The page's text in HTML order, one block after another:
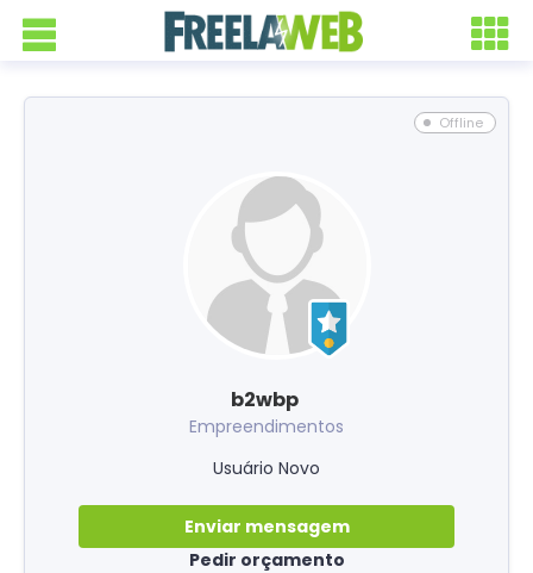
Offline
b2wbp
Empreendimentos
Usuário Novo
Enviar mensagem
Pedir orçamento